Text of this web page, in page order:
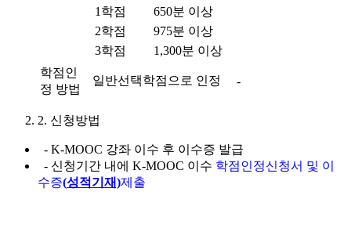
1학점
650분 이상
2학점
975분 이상
3학점
1,300분 이상
학점인
정 방법
일반선택학점으로 인정 -
2. 신청방법
- K-MOOC 강좌 이수 후 이수증 발급
- 신청기간 내에 K-MOOC 이수 학점인정신청서 및 이
수증(성적기재)제출